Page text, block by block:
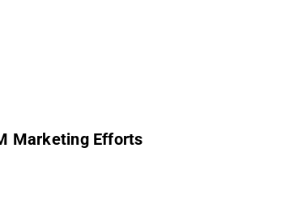
Entertainment's Extensive Invincible VSTM Marketing Efforts